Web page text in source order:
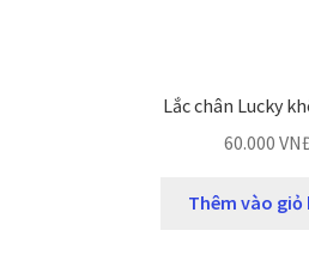
Lắc chân Lucky
60.000
Thêm vào giỏ